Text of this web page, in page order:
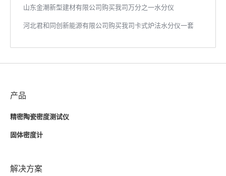
山东金潮新型建材有限公司购买我司万分之一水分仪
河北君和同创新能源有限公司购买我司卡式炉法水分仪一套
产品
精密陶瓷密度测试仪
固体密度计
解决方案